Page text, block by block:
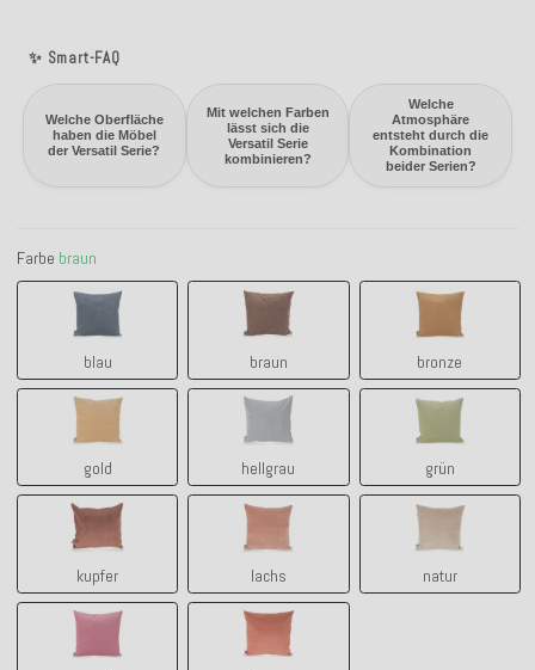
✨ Smart-FAQ
Welche Oberfläche
haben die Möbel
der Versatil Serie?
Mit welchen Farben
lässt sich die
Versatil Serie
kombinieren?
Welche
Atmosphäre
entsteht durch die
Kombination
beider Serien?
Farbe braun
blau
blau
braun
braun
bronze
bronze
gold
gold
hellgrau
hellgrau
grün
grün
kupfer
kupfer
lachs
lachs
natur
natur
rosé terra